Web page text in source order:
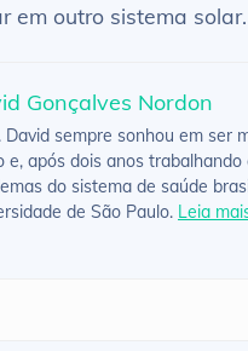
em outro sistema solar.
Gonçalves Nordon
David sempre sonhou em ser
e, após dois anos
do sistema de saúde
de São Paulo. Leia